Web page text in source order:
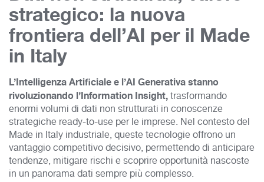
strategico: la nuova
frontiera dell’AI per il Made
in Italy
L’Intelligenza Artificiale e l’AI Generativa stanno
rivoluzionando l’Information Insight,trasformando
enormi volumi di dati non strutturati in conoscenze
strategiche ready-to-use per le imprese. Nel contesto del
Made in Italy industriale, queste tecnologie offrono un
vantaggio competitivo decisivo, permettendo di anticipare
tendenze, mitigare rischi e scoprire opportunità nascoste
in un panorama dati sempre più complesso.